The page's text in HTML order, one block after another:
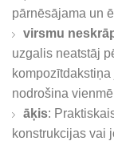
pārnēsājama un
virsmu
uzgalis neatstāj
nodrošina
āķis:
konstrukcijas vai